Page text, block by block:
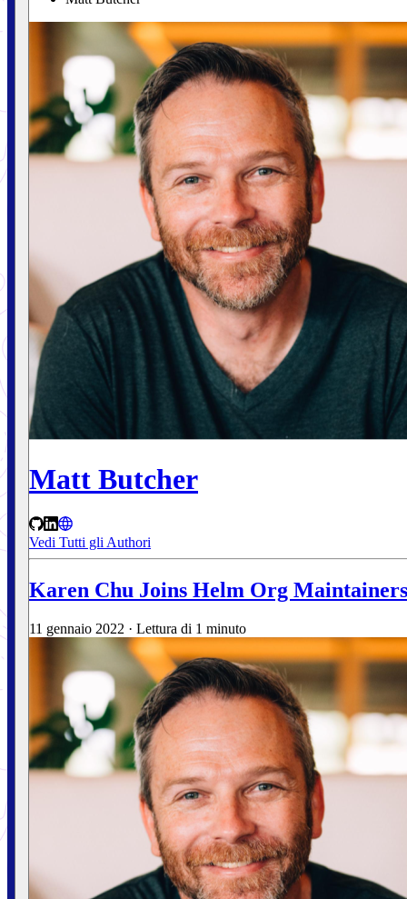
Matt Butcher
Vedi Tutti gli Authori
Karen Chu Joins Helm Org Maintainers
11 gennaio 2022 · Lettura di 1 minuto